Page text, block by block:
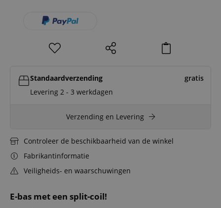
E-bas met een split-coil!
Standaardverzending
gratis
Levering 2 - 3 werkdagen
Verzending en Levering
Controleer de beschikbaarheid van de winkel
Fabrikantinformatie
Veiligheids- en waarschuwingen